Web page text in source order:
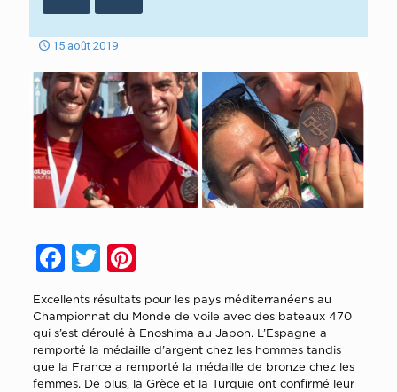
15 août 2019
Facebook
TwitterPinterest
Excellents résultats pour les pays méditerranéens au
Championnat du Monde de voile avec des bateaux 470
qui s’est déroulé à Enoshima au Japon. L’Espagne a
remporté la médaille d’argent chez les hommes tandis
que la France a remporté la médaille de bronze chez les
femmes. De plus, la Grèce et la Turquie ont confirmé leur